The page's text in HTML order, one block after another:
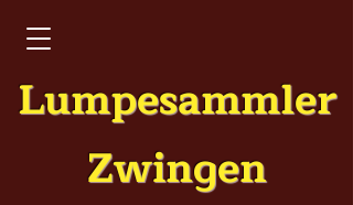
Lumpesammler
Zwingen